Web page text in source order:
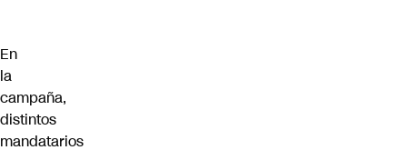
En
la
campaña,
distintos
mandatarios